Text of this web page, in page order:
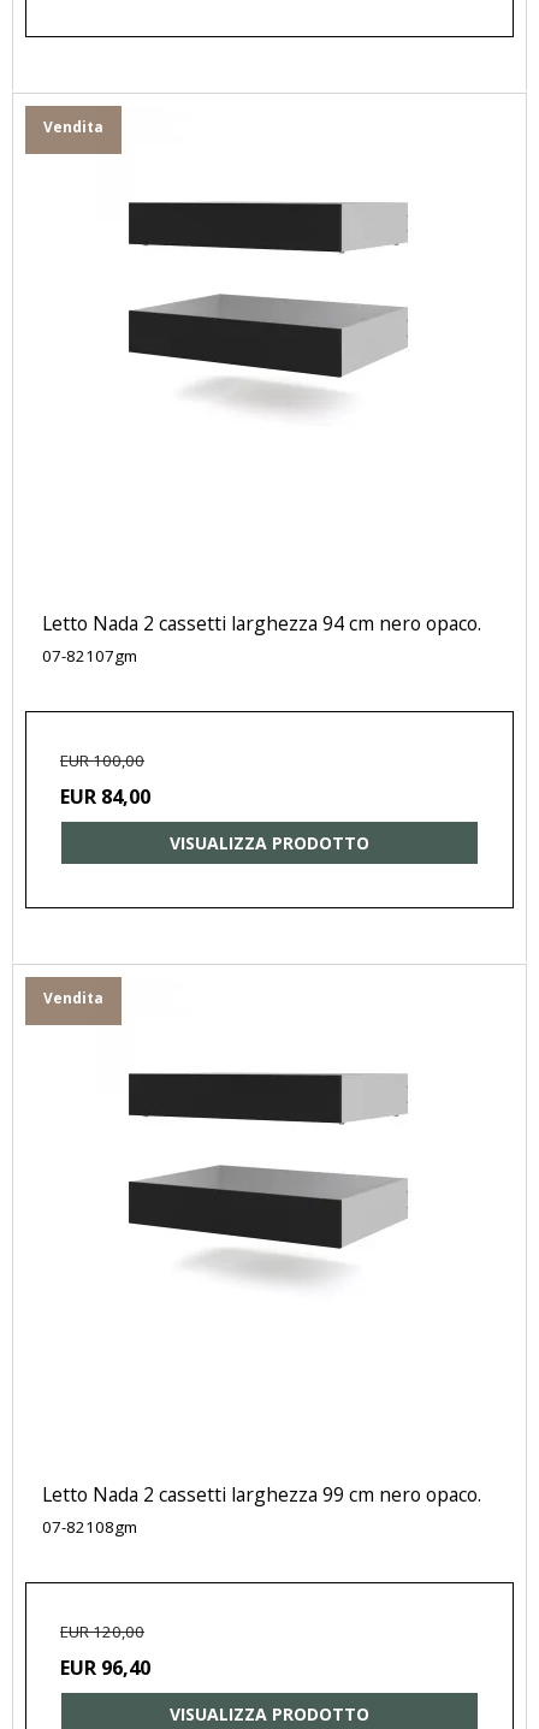
Vendita
Letto Nada 2 cassetti larghezza 94 cm nero opaco.
07-82107gm
EUR 100,00
EUR 84,00
VISUALIZZA PRODOTTO
Vendita
Letto Nada 2 cassetti larghezza 99 cm nero opaco.
07-82108gm
EUR 120,00
EUR 96,40
VISUALIZZA PRODOTTO